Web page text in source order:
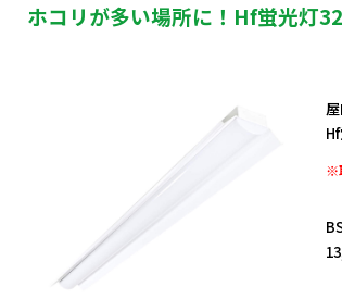
ホコリが多い場所に！Hf蛍光灯
※